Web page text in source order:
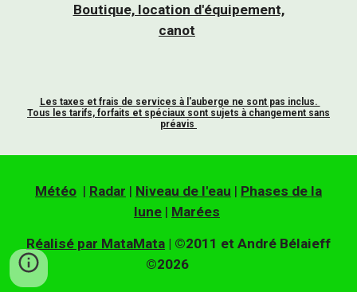
Boutique, location d'équipement,
canot
Les taxes et frais de services à l'auberge ne sont pas inclus.
Tous les tarifs, forfaits et spéciaux sont sujets à changement sans
préavis
Météo | Radar | Niveau de l'eau | Phases de la
lune | Marées
Réalisé par MataMata | ©2011 et André Bélaieff
©2026